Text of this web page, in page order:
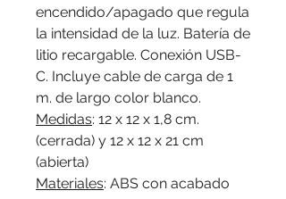
encendido/apagado que regula
la intensidad de la luz. Batería de
litio recargable. Conexión USB-
C. Incluye cable de carga de 1
m. de largo color blanco.
Medidas: 12 x 12 x 1,8 cm.
(cerrada) y 12 x 12 x 21 cm
(abierta)
Materiales: ABS con acabado